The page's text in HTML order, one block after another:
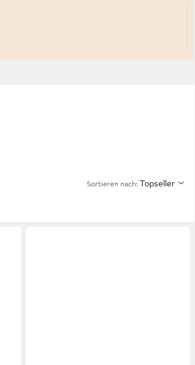
Sortieren nach: Topseller